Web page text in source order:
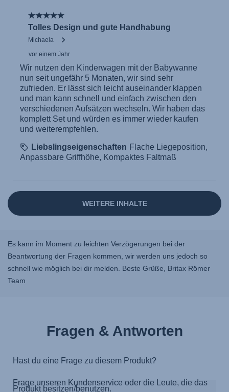
Es kann im Moment zu leichten Verzögerungen bei der
Beantwortung der Fragen kommen, wir werden uns jedoch so
schnell wie möglich bei dir melden. Beste Grüße, Britax Römer
Team
Fragen & Antworten